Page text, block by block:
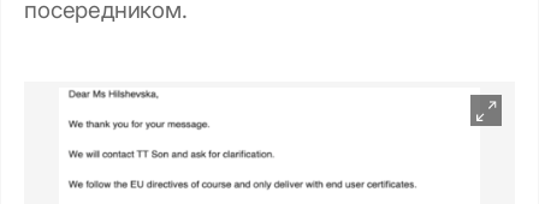
посередником.